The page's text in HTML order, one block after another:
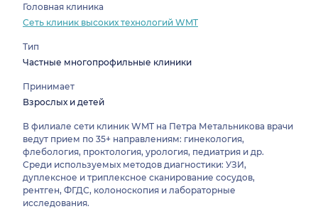
Головная клиника
Сеть клиник высоких технологий WMT
Тип
Частные многопрофильные клиники
Принимает
Взрослых и детей
В филиале сети клиник WMT на Петра Метальникова врачи
ведут прием по 35+ направлениям: гинекология,
флебология, проктология, урология, педиатрия и др.
Среди используемых методов диагностики: УЗИ,
дуплексное и триплексное сканирование сосудов,
рентген, ФГДС, колоноскопия и лабораторные
исследования.